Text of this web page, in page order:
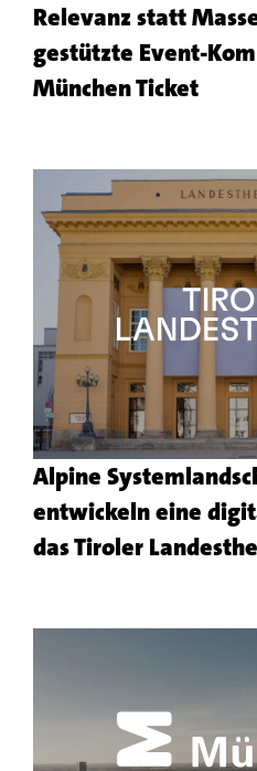
Relevanz statt
gestützte Event-
München TicketMehr
Alpine
entwickeln eine
das Tiroler